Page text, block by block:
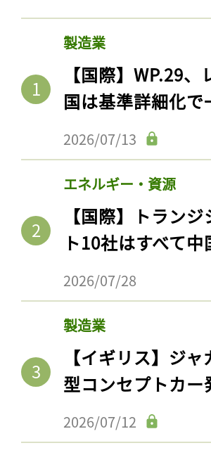
製造業
【国際】WP.29
国は基準詳細化で
2026/07/13
エネルギー・資源
【国際】トラン
ト10社はすべて
2026/07/28
製造業
【イギリス】ジ
型コンセプトカ
2026/07/12